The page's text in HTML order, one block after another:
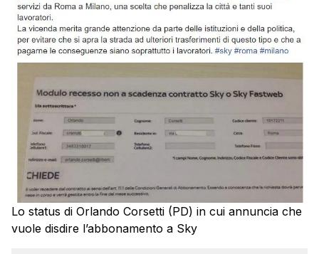
Lo status di Orlando Corsetti (PD) in cui annuncia che
vuole disdire l’abbonamento a Sky